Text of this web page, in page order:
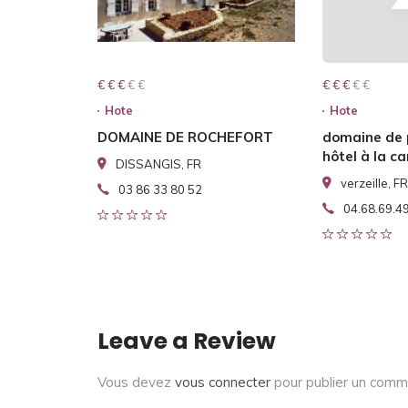
€ € € € €
€ € €
Hote
DOMAINE DE ROCHEFORT
DISSANGIS, FR
03 86 33 80 52
€ € € € €
€ € €
Hote
domaine de
hôtel à la
verzeille, FR
Leave a Review
Vous devez vous connecter pour publier un